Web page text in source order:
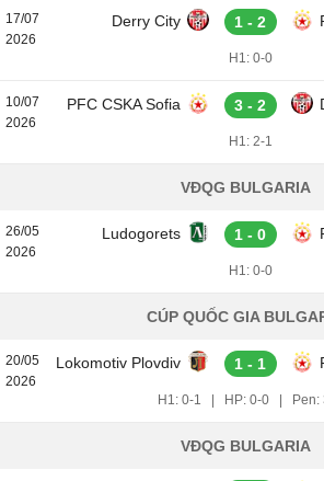
17/07
2026
Derry City 1 - 2
H1: 0-0
10/07
2026
PFC CSKA Sofia 3 - 2
H1: 2-1
VĐQG BULGARIA
26/05
2026
Ludogorets 1 - 0
H1: 0-0
CÚP QUỐC GIA
20/05
2026
Lokomotiv Plovdiv 1 - 1
H1: 0-1 HP: 0-0 Pen:
VĐQG BULGARIA